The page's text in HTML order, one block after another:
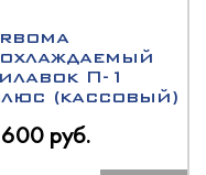
П-1
(кассовый)
руб.